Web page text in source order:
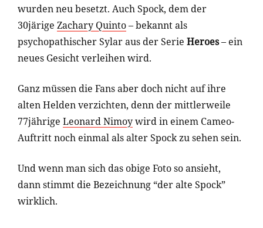
wurden neu besetzt. Auch Spock, dem der
30järige Zachary Quinto– bekannt als
psychopathischer Sylar aus der Serie Heroes– ein
neues Gesicht verleihen wird.
Ganz müssen die Fans aber doch nicht auf ihre
alten Helden verzichten, denn der mittlerweile
77jährige Leonard Nimoywird in einem Cameo-
Auftritt noch einmal als alter Spock zu sehen sein.
Und wenn man sich das obige Foto so ansieht,
dann stimmt die Bezeichnung “der alte Spock”
wirklich.